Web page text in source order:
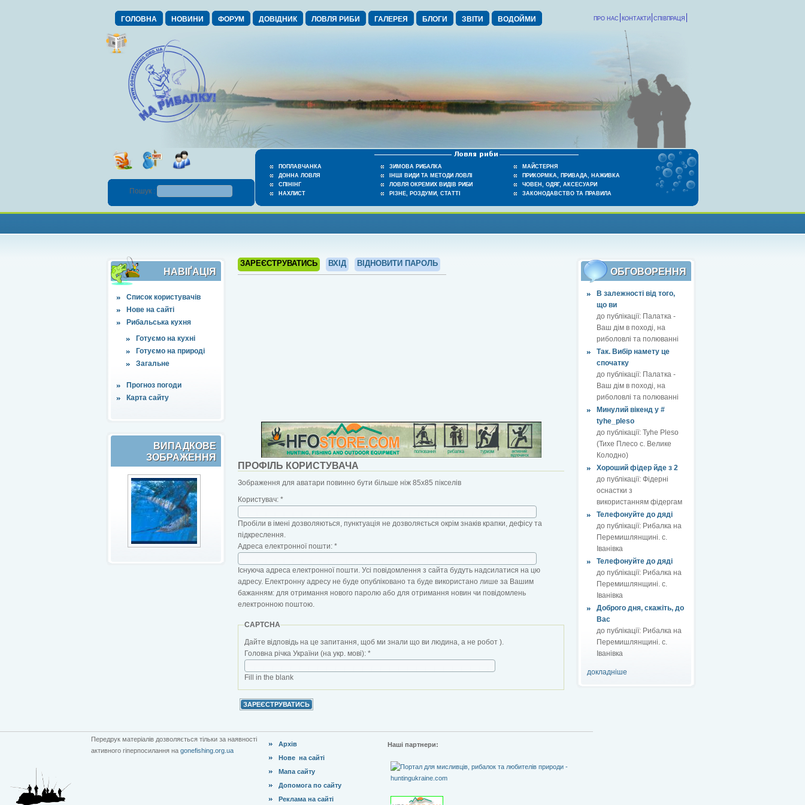
ГОЛОВНА НОВИНИ ФОРУМ ДОВІДНИК ЛОВЛЯ РИБИ ГАЛЕРЕЯ БЛОГИ ЗВІТИ ВОДОЙМИ СПІВПРАЦЯ
КОНТАКТИ
ПРО НАС
ПОПЛАВЧАНКА
ДОННА ЛОВЛЯ
СПІНІНГ
НАХЛИСТ
ЗИМОВА РИБАЛКА
ІНШІ ВИДИ ТА МЕТОДИ ЛОВЛІ
ЛОВЛЯ ОКРЕМИХ ВИДІВ РИБИ
РІЗНЕ, РОЗДУМИ, СТАТТІ
МАЙСТЕРНЯ
ПРИКОРМКА, ПРИВАДА, НАЖИВКА
ЧОВЕН, ОДЯГ, АКСЕСУАРИ
ЗАКОНОДАВСТВО ТА ПРАВИЛА
Пошук :
НАВІҐАЦІЯ
Список користувачів
Нове на сайті
Рибальська кухня
Готуємо на кухні
Готуємо на природі
Загальне
Прогноз погоди
Карта сайту
ВИПАДКОВЕ
ЗОБРАЖЕННЯ
ЗАРЕЄСТРУВАТИСЬ ВХІД ВІДНОВИТИ ПАРОЛЬ
ОБГОВОРЕННЯ
В залежності від того,
що ви
до публікації: Палатка -
Ваш дім в поході, на
риболовлі та полюванні
Так. Вибір намету це
спочатку
до публікації: Палатка -
Ваш дім в поході, на
риболовлі та полюванні
Минулий вікенд у #
tyhe_pleso
до публікації: Tyhe Pleso
(Тихе Плесо с. Велике
Колодно)
Хороший фідер йде з 2
до публікації: Фідерні
оснастки з
використанням фідергам
Телефонуйте до дяді
до публікації: Рибалка на
Перемишлянщині. с.
Іванівка
Телефонуйте до дяді
до публікації: Рибалка на
Перемишлянщині. с.
Іванівка
Доброго дня, скажіть, до
Вас
до публікації: Рибалка на
Перемишлянщині. с.
Іванівка
докладніше
ПРОФІЛЬ КОРИСТУВАЧА
Зображення для аватари повинно бути більше ніж 85x85 пікселів
Користувач: *
Пробіли в імені дозволяються, пунктуація не дозволяється окрім знаків крапки, дефісу та
підкреслення.
Адреса електронної пошти: *
Існуюча адреса електронної пошти. Усі повідомлення з сайта будуть надсилатися на цю
адресу. Електронну адресу не буде опубліковано та буде використано лише за Вашим
бажанням: для отримання нового паролю або для отримання новин чи повідомлень
електронною поштою.
CAPTCHA
Дайте відповідь на це запитання, щоб ми знали що ви людина, а не робот ).
Головна річка України (на укр. мові): *
Fill in the blank
Передрук матеріалів дозволяється тільки за наявності
активного гіперпосилання на gonefishing.org.ua
Архів
Нове на сайті
Мапа сайту
Допомога по сайту
Реклама на сайті
Наші партнери: